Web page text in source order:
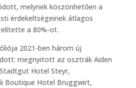
melynek köszönhetően a
érdekeltségeinek átlagos
a 80%-ot.
2021-ben három új
megnyitott az osztrák Aiden
Hotel Steyr,
Boutique Hotel Bruggwirt,